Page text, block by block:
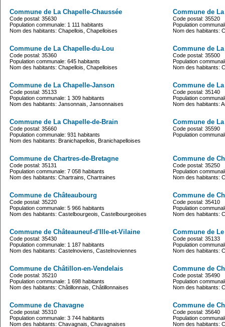
Commune de La Chapelle-Chaussée
Code postal: 35630
Population communale: 1 111 habitants
Nom des habitants: Chapellois, Chapelloises
Commune de
Code postal: 35520
Population
Nom des habitants:
Commune de La Chapelle-du-Lou
Code postal: 35360
Population communale: 645 habitants
Nom des habitants: Chapellois, Chapelloises
Commune de
Code postal: 35500
Population
Nom des habitants:
Commune de La Chapelle-Janson
Code postal: 35133
Population communale: 1 309 habitants
Nom des habitants: Jansonnais, Jansonnaises
Commune de
Code postal: 35140
Population
Nom des habitants:
Commune de La Chapelle-de-Brain
Code postal: 35660
Population communale: 931 habitants
Nom des habitants: Branichapellois, Branichapelloises
Commune de
Code postal: 35590
Population
Commune de Chartres-de-Bretagne
Code postal: 35131
Population communale: 7 058 habitants
Nom des habitants: Chartrains, Chartraines
Commune de
Code postal: 35250
Population
Nom des habitants:
Commune de Châteaubourg
Code postal: 35220
Population communale: 5 966 habitants
Nom des habitants: Castelbourgeois, Castelbourgeoises
Commune de
Code postal: 35410
Population
Nom des habitants:
Commune de Châteauneuf-d'Ille-et-Vilaine
Code postal: 35430
Population communale: 1 187 habitants
Nom des habitants: Castelnoviens, Castelnoviennes
Commune de
Code postal: 35133
Population
Nom des habitants:
Commune de Châtillon-en-Vendelais
Code postal: 35210
Population communale: 1 698 habitants
Nom des habitants: Châtillonnais, Châtillonnaises
Commune de
Code postal: 35490
Population
Nom des habitants:
Commune de Chavagne
Code postal: 35310
Population communale: 3 744 habitants
Nom des habitants: Chavagnais, Chavagnaises
Commune de
Code postal: 35640
Population
Nom des habitants: